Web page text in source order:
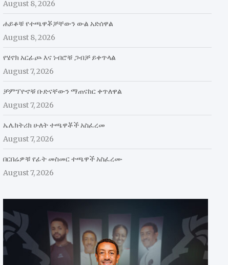
August 8, 2026
ሐይቆቹ የተጫዋቾቻቸውን ውል አድሰዋል
August 8, 2026
የሄኖክ አርፊጮ እና ነብሮቹ ጋብቻ ይቀጥላል
August 7, 2026
ቻምፕዮኖቹ ቡድናቸውን ማጠናከር ቀጥለዋል
August 7, 2026
ኤሌክትሪክ ሁለት ተጫዋቾች አስፈረመ
August 7, 2026
በርበሬዎቹ የፊት መስመር ተጫዋች አስፈረሙ
August 7, 2026